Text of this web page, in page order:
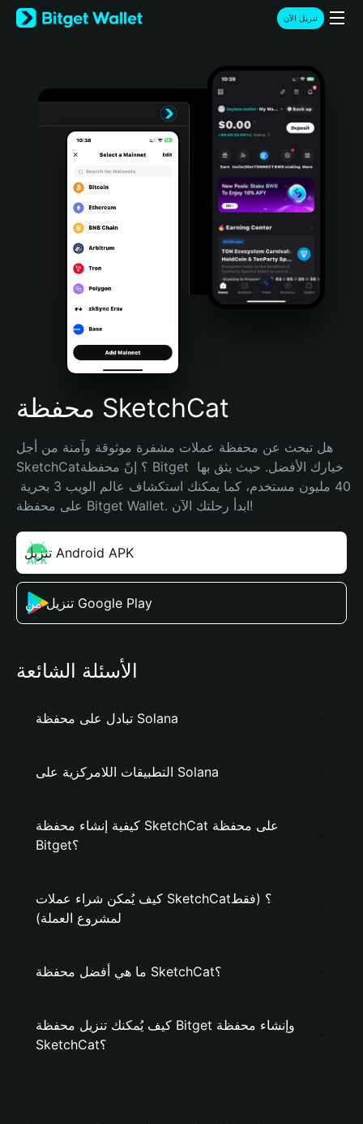
English
日本語
Türkçe
Português (Portugal)
Bahasa Indonesia
Português (Brasil)
Español (Argentina)
تنزيل الآن
محفظة SketchCat
هل تبحث عن محفظة عملات مشفرة موثوقة وآمنة من أجل
SketchCat؟ إنّ محفظة Bitget خيارك الأفضل. حيث يثق بها
على محفظة Bitget Wallet. ابدأ رحلتك الآن!
تنزيل Android APK
تنزيل من Google Play
الأسئلة الشائعة
تبادل على محفظة Solana
التطبيقات اللامركزية على Solana
كيفية إنشاء محفظة SketchCat على محفظة
Bitget؟
كيف يُمكن شراء عملات SketchCat؟ (فقط
لمشروع العملة)
ما هي أفضل محفظة SketchCat؟
كيف يُمكنك تنزيل محفظة Bitget وإنشاء محفظة
SketchCat؟